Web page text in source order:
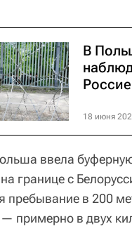
В
18 июня
ввела
границе с
пребывание в 200
примерно в двух